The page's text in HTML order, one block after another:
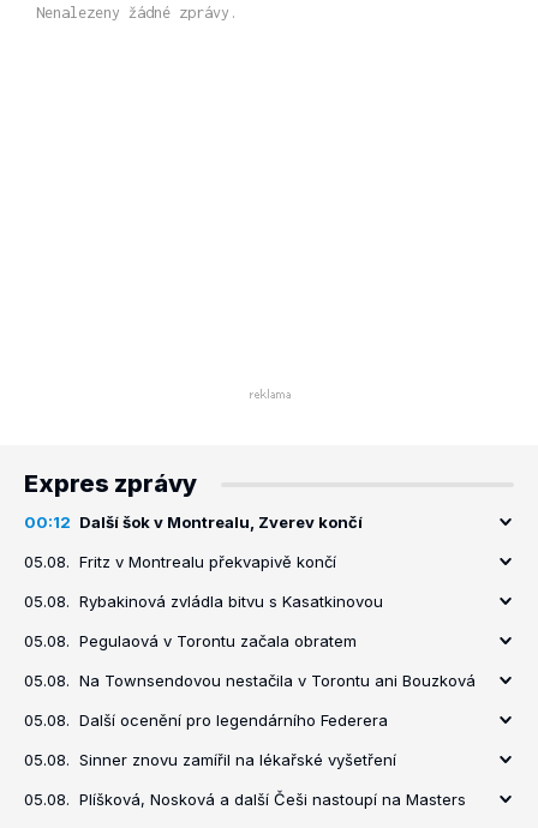
Nenalezeny žádné zprávy.
Expres zprávy
00:12 Další šok v Montrealu, Zverev končí
05.08. Fritz v Montrealu překvapivě končí
05.08. Rybakinová zvládla bitvu s Kasatkinovou
05.08. Pegulaová v Torontu začala obratem
05.08. Na Townsendovou nestačila v Torontu ani Bouzková
05.08. Další ocenění pro legendárního Federera
05.08. Sinner znovu zamířil na lékařské vyšetření
05.08. Plíšková, Nosková a další Češi nastoupí na Masters